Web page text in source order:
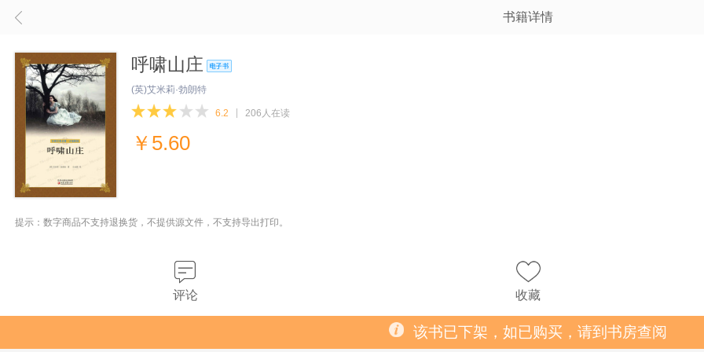
书籍详情
呼啸山庄
(英)艾米莉·勃朗特
6.2 206人在读
￥ 5.60
提示：数字商品不支持退换货，不提供源文件，不支持导出打印。
评论 收藏
该书已下架，如已购买，请到书房查阅